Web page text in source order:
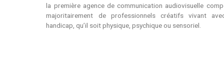
la première agence de communication audiovisuelle
majoritairement de professionnels créatifs vivant
handicap, qu’il soit physique, psychique ou sensoriel.